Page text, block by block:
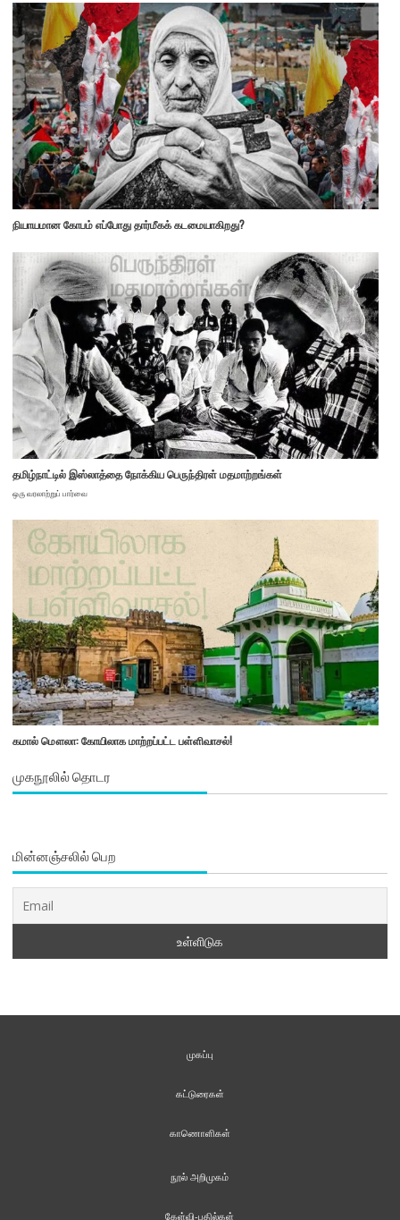
நியாயமான கோபம் எப்போது தார்மீகக் கடமையாகிறது?
தமிழ்நாட்டில் இஸ்லாத்தை நோக்கிய பெருந்திரள் மதமாற்றங்கள்
ஒரு வரலாற்றுப் பார்வை
கமால் மௌலா: கோயிலாக மாற்றப்பட்ட பள்ளிவாசல்!
முகநூலில் தொடர
மின்னஞ்சலில் பெற
முகப்பு
கட்டுரைகள்
காணொளிகள்
நூல் அறிமுகம்
கேள்வி-பதில்கள்